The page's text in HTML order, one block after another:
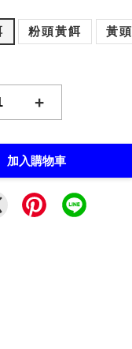
粉頭黃餌 黃
+
加入購物車